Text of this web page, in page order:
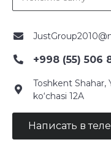
+998 (55) 506
Toshkent Shahar,
ko‘chasi 12A
Написать в